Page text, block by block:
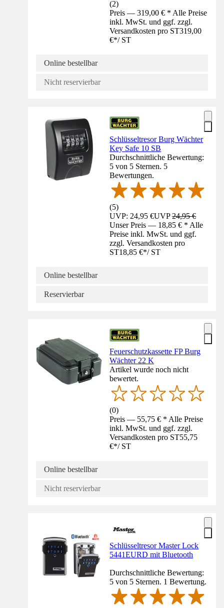
(2)
Preis — 319,00 € * Alle Preise
inkl. MwSt. und ggf. zzgl.
Versandkosten pro ST319,00
€*/ ST
Online bestellbar
Nicht reservierbar
Schlüsseltresor Burg Wächter
Key Safe 10 SB
Durchschnittliche Bewertung:
5 von 5 Sternen. 5
Bewertungen.
(5)
UVP: 24,95 €UVP24,95 €
Unser Preis — 18,85 € * Alle
Preise inkl. MwSt. und ggf.
zzgl. Versandkosten pro
ST18,85 €*/ ST
Online bestellbar
Reservierbar
Feuerschutzkassette FP Burg
Wächter 22 K
Artikel wurde noch nicht
bewertet.
(0)
Preis — 55,75 € * Alle Preise
inkl. MwSt. und ggf. zzgl.
Versandkosten pro ST55,75
€*/ ST
Online bestellbar
Nicht reservierbar
Schlüsseltresor Master Lock
5441EURD mit Bluetooth
Durchschnittliche Bewertung:
5 von 5 Sternen. 1 Bewertung.